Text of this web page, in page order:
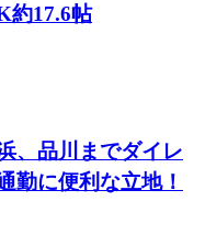
約17.6帖
、品川までダイレ
勤に便利な立地！